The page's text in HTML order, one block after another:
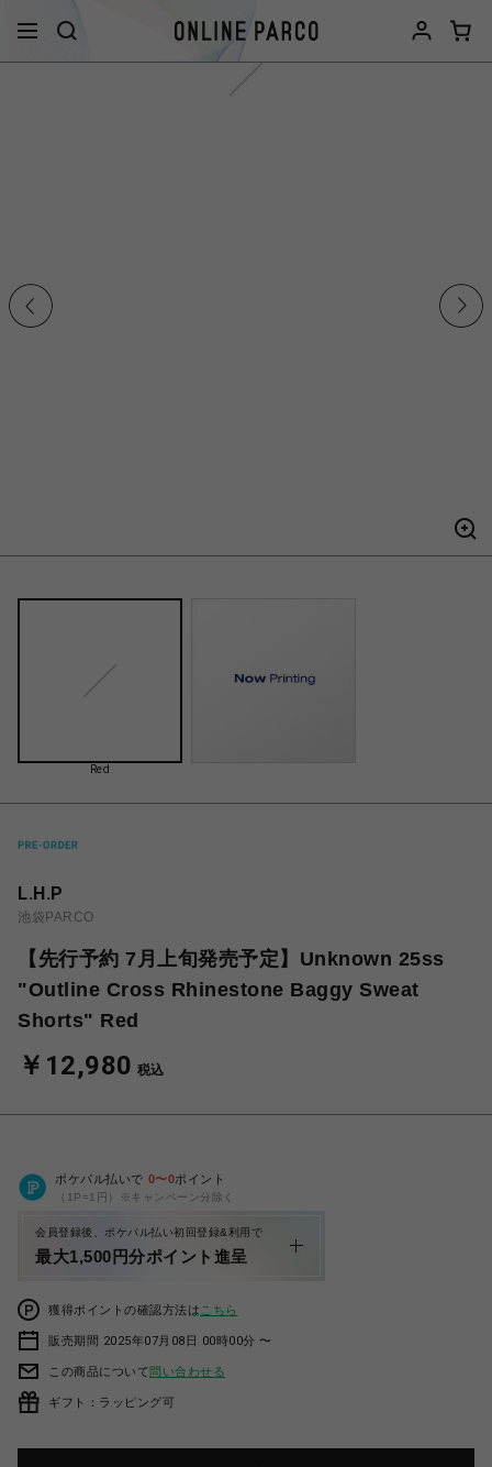
Red
L.H.P
池袋PARCO
【先行予約 7月上旬発売予定】Unknown 25ss
"Outline Cross Rhinestone Baggy Sweat
Shorts" Red
￥12,980 税込
ポケパル払いで 0〜0ポイント
（1P=1円）※キャンペーン分除く
会員登録後、ポケパル払い初回登録&利用で
最大1,500円分ポイント進呈
獲得ポイントの確認方法は こちら
販売期間 2025年07月08日 00時00分 〜
この商品について問い合わせる
ギフト：ラッピング可